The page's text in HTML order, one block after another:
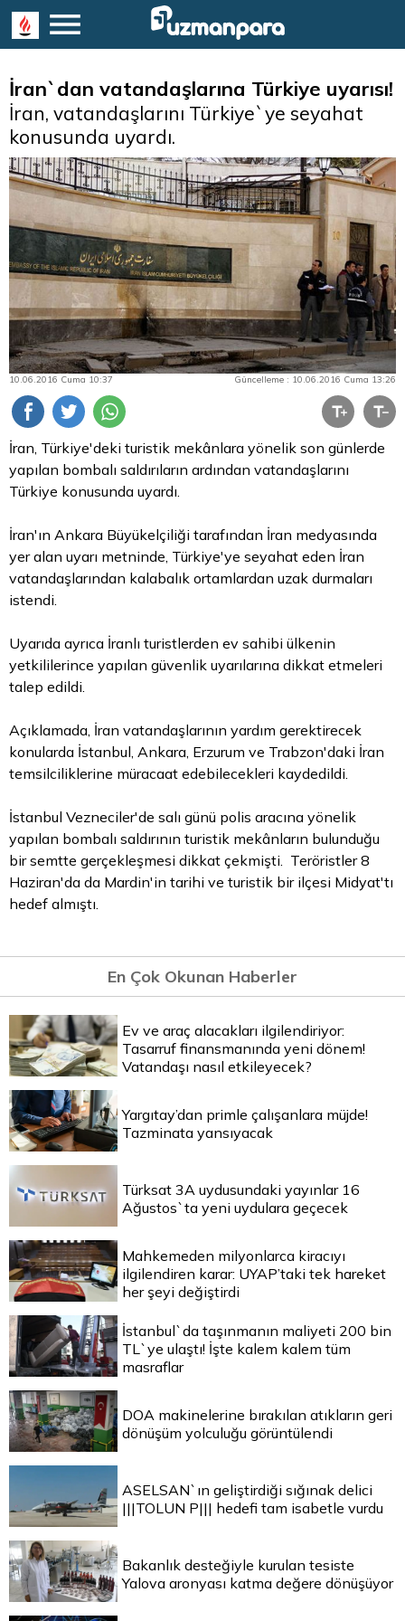
İran`dan vatandaşlarına Türkiye uyarısı!
İran, vatandaşlarını Türkiye`ye seyahat
konusunda uyardı.
10.06.2016 Cuma 10:37 Güncelleme : 10.06.2016 Cuma 13:26
İran, Türkiye'deki turistik mekânlara yönelik son günlerde
yapılan bombalı saldırıların ardından vatandaşlarını
Türkiye konusunda uyardı.
İran'ın Ankara Büyükelçiliği tarafından İran medyasında
yer alan uyarı metninde, Türkiye'ye seyahat eden İran
vatandaşlarından kalabalık ortamlardan uzak durmaları
istendi.
Uyarıda ayrıca İranlı turistlerden ev sahibi ülkenin
yetkililerince yapılan güvenlik uyarılarına dikkat etmeleri
talep edildi.
Açıklamada, İran vatandaşlarının yardım gerektirecek
konularda İstanbul, Ankara, Erzurum ve Trabzon'daki İran
temsilciliklerine müracaat edebilecekleri kaydedildi.
İstanbul Vezneciler'de salı günü polis aracına yönelik
yapılan bombalı saldırının turistik mekânların bulunduğu
bir semtte gerçekleşmesi dikkat çekmişti. Teröristler 8
Haziran'da da Mardin'in tarihi ve turistik bir ilçesi Midyat'tı
hedef almıştı.
En Çok Okunan Haberler
Ev ve araç alacakları ilgilendiriyor:
Tasarruf finansmanında yeni dönem!
Vatandaşı nasıl etkileyecek?
Yargıtay’dan primle çalışanlara müjde!
Tazminata yansıyacak
Türksat 3A uydusundaki yayınlar 16
Ağustos`ta yeni uydulara geçecek
Mahkemeden milyonlarca kiracıyı
ilgilendiren karar: UYAP’taki tek hareket
her şeyi değiştirdi
İstanbul`da taşınmanın maliyeti 200 bin
TL`ye ulaştı! İşte kalem kalem tüm
masraflar
DOA makinelerine bırakılan atıkların geri
dönüşüm yolculuğu görüntülendi
ASELSAN`ın geliştirdiği sığınak delici
|||TOLUN P||| hedefi tam isabetle vurdu
Bakanlık desteğiyle kurulan tesiste
Yalova aronyası katma değere dönüşüyor